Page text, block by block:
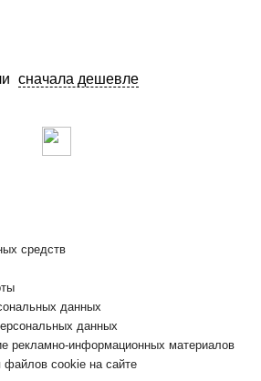
сначала дешевле
средств
данных
данных
рекламно-информационных материалов
файлов cookie на сайте